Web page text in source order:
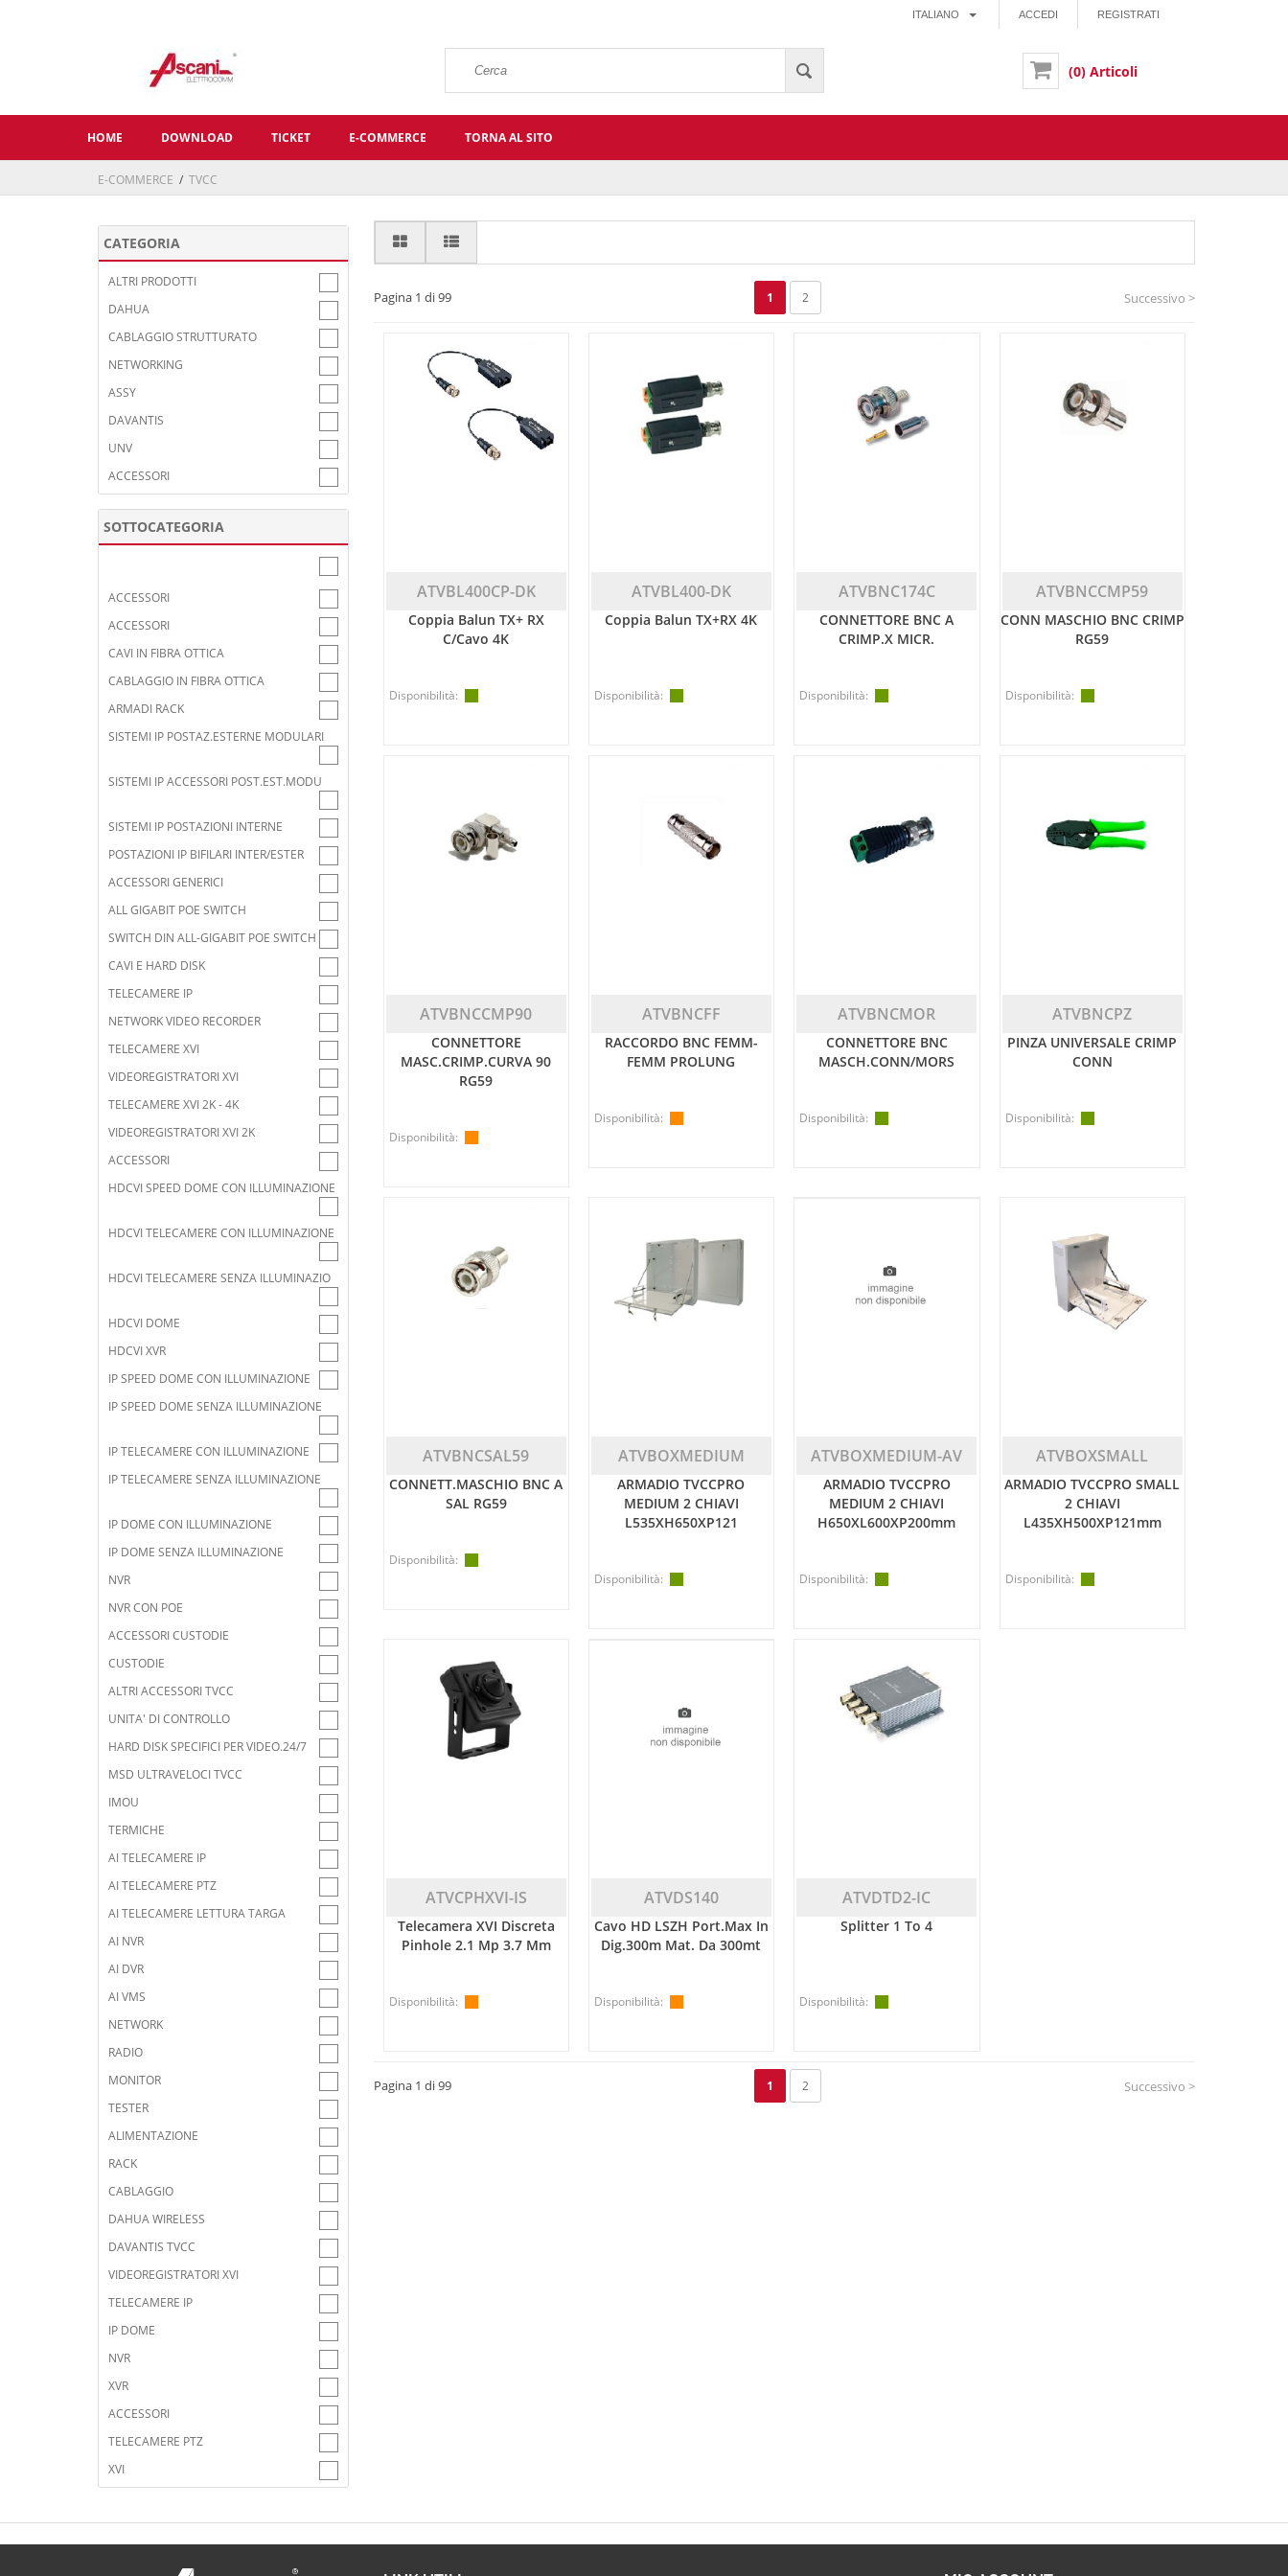
ACCEDI REGISTRATI
ITALIANO
(0) Articoli
HOME DOWNLOAD TICKET E-COMMERCE TORNA AL SITO
E-COMMERCE / TVCC
CATEGORIA
ALTRI PRODOTTI
DAHUA
CABLAGGIO STRUTTURATO
NETWORKING
ASSY
DAVANTIS
UNV
ACCESSORI
SOTTOCATEGORIA
ACCESSORI
ACCESSORI
CAVI IN FIBRA OTTICA
CABLAGGIO IN FIBRA OTTICA
ARMADI RACK
SISTEMI IP POSTAZ.ESTERNE MODULARI
SISTEMI IP ACCESSORI POST.EST.MODU
SISTEMI IP POSTAZIONI INTERNE
POSTAZIONI IP BIFILARI INTER/ESTER
ACCESSORI GENERICI
ALL GIGABIT POE SWITCH
SWITCH DIN ALL-GIGABIT POE SWITCH
CAVI E HARD DISK
TELECAMERE IP
NETWORK VIDEO RECORDER
TELECAMERE XVI
VIDEOREGISTRATORI XVI
TELECAMERE XVI 2K - 4K
VIDEOREGISTRATORI XVI 2K
ACCESSORI
HDCVI SPEED DOME CON ILLUMINAZIONE
HDCVI TELECAMERE CON ILLUMINAZIONE
HDCVI TELECAMERE SENZA ILLUMINAZIO
HDCVI DOME
HDCVI XVR
IP SPEED DOME CON ILLUMINAZIONE
IP SPEED DOME SENZA ILLUMINAZIONE
IP TELECAMERE CON ILLUMINAZIONE
IP TELECAMERE SENZA ILLUMINAZIONE
IP DOME CON ILLUMINAZIONE
IP DOME SENZA ILLUMINAZIONE
NVR
NVR CON POE
ACCESSORI CUSTODIE
CUSTODIE
ALTRI ACCESSORI TVCC
UNITA' DI CONTROLLO
HARD DISK SPECIFICI PER VIDEO.24/7
MSD ULTRAVELOCI TVCC
IMOU
TERMICHE
AI TELECAMERE IP
AI TELECAMERE PTZ
AI TELECAMERE LETTURA TARGA
AI NVR
AI DVR
AI VMS
NETWORK
RADIO
MONITOR
TESTER
ALIMENTAZIONE
RACK
CABLAGGIO
DAHUA WIRELESS
DAVANTIS TVCC
VIDEOREGISTRATORI XVI
TELECAMERE IP
IP DOME
NVR
XVR
ACCESSORI
TELECAMERE PTZ
XVI
Pagina 1 di 99 1 2 Successivo >
ATVBL400CP-DK
Coppia Balun TX+ RX
C/Cavo 4K
Disponibilità:
ATVBL400-DK
Coppia Balun TX+RX 4K
Disponibilità:
ATVBNC174C
CONNETTORE BNC A
CRIMP.X MICR.
Disponibilità:
ATVBNCCMP59
CONN MASCHIO BNC CRIMP
RG59
Disponibilità:
ATVBNCCMP90
CONNETTORE
MASC.CRIMP.CURVA 90
RG59
Disponibilità:
ATVBNCFF
RACCORDO BNC FEMM-
FEMM PROLUNG
Disponibilità:
ATVBNCMOR
CONNETTORE BNC
MASCH.CONN/MORS
Disponibilità:
ATVBNCPZ
PINZA UNIVERSALE CRIMP
CONN
Disponibilità:
ATVBNCSAL59
CONNETT.MASCHIO BNC A
SAL RG59
Disponibilità:
ATVBOXMEDIUM
ARMADIO TVCCPRO
MEDIUM 2 CHIAVI
L535XH650XP121
Disponibilità:
ATVBOXMEDIUM-AV
ARMADIO TVCCPRO
MEDIUM 2 CHIAVI
H650XL600XP200mm
Disponibilità:
ATVBOXSMALL
ARMADIO TVCCPRO SMALL
2 CHIAVI
L435XH500XP121mm
Disponibilità:
ATVCPHXVI-IS
Telecamera XVI Discreta
Pinhole 2.1 Mp 3.7 Mm
Disponibilità:
ATVDS140
Cavo HD LSZH Port.max In
Dig.300m Mat. Da 300mt
Disponibilità:
ATVDTD2-IC
Splitter 1 To 4
Disponibilità:
Pagina 1 di 99 1 2 Successivo >